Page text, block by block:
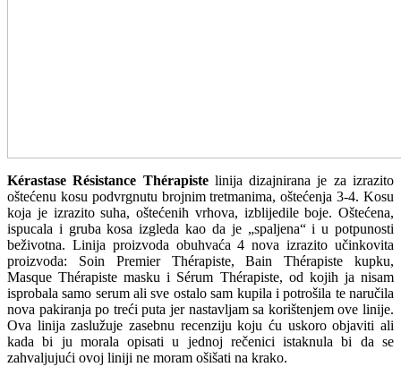
Kérastase Résistance Thérapistelinija dizajnirana je za izrazito
oštećenu kosu podvrgnutu brojnim tretmanima, oštećenja 3-4. Kosu
koja je izrazito suha, oštećenih vrhova, izblijedile boje. Oštećena,
ispucala i gruba kosa izgleda kao da je „spaljena“ i u potpunosti
beživotna. Linija proizvoda obuhvaća 4 nova izrazito učinkovita
proizvoda: Soin Premier Thérapiste, Bain Thérapiste kupku,
Masque Thérapiste masku i Sérum Thérapiste, od kojih ja nisam
isprobala samo serum ali sve ostalo sam kupila i potrošila te naručila
nova pakiranja po treći puta jer nastavljam sa korištenjem ove linije.
Ova linija zaslužuje zasebnu recenziju koju ću uskoro objaviti ali
kada bi ju morala opisati u jednoj rečenici istaknula bi da se
zahvaljujući ovoj liniji ne moram ošišati na krako.